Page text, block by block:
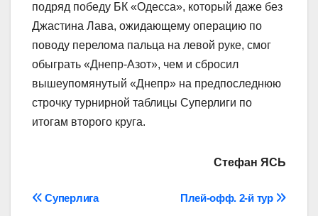
подряд победу БК «Одесса», который даже без
Джастина Лава, ожидающему операцию по
поводу перелома пальца на левой руке, смог
обыграть «Днепр-Азот», чем и сбросил
вышеупомянутый «Днепр» на предпоследнюю
строчку турнирной таблицы Суперлиги по
итогам второго круга.
Стефан ЯСЬ
Навігація
Плей-офф. 2-й тур
Суперлига